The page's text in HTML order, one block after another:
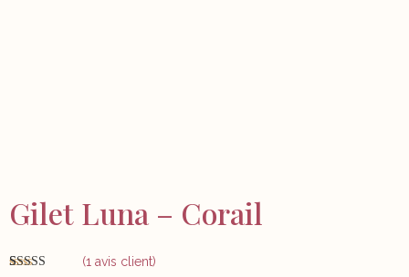
Gilet Luna – Corail
(1avis client)